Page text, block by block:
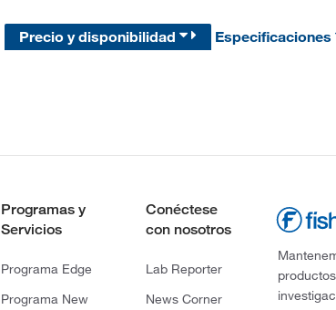
Precio y disponibilidad Especificaciones
Programas y
Servicios
Programa Edge
Programa New
Conéctese
con nosotros
Lab Reporter
News Corner